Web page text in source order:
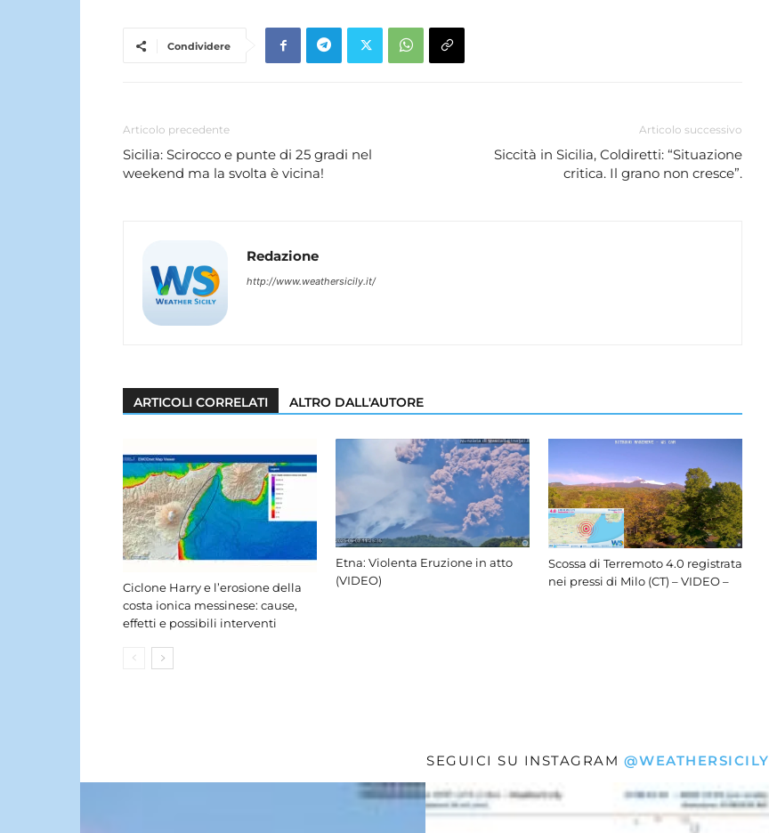
Condividere
Articolo precedente
Sicilia: Scirocco e punte di 25 gradi nel
weekend ma la svolta è vicina!
Articolo successivo
Siccità in Sicilia, Coldiretti: “Situazione
critica. Il grano non cresce”.
Redazione
http://www.weathersicily.it/
ARTICOLI CORRELATI ALTRO DALL'AUTORE
Ciclone Harry e l’erosione della
costa ionica messinese: cause,
effetti e possibili interventi
Etna: Violenta Eruzione in atto
(VIDEO)
Scossa di Terremoto 4.0 registrata
nei pressi di Milo (CT) – VIDEO –
SEGUICI SU INSTAGRAM @WEATHERSICILY